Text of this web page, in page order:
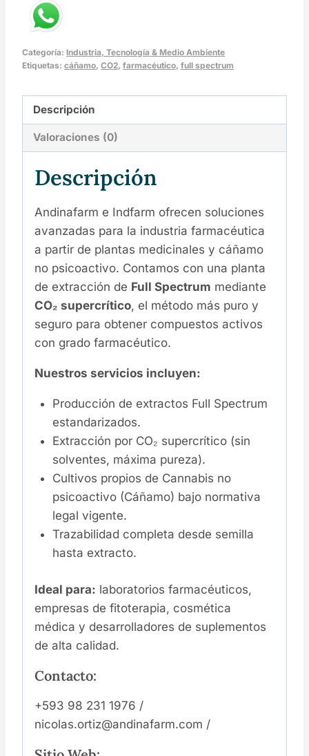
Categoría: Industria, Tecnología & Medio Ambiente
Etiquetas: cáñamo, CO2, farmacéutico, full spectrum
Descripción
Valoraciones (0)
Descripción
Andinafarm e Indfarm ofrecen soluciones
avanzadas para la industria farmacéutica
a partir de plantas medicinales y cáñamo
no psicoactivo. Contamos con una planta
de extracción de Full Spectrum mediante
CO₂ supercrítico, el método más puro y
seguro para obtener compuestos activos
con grado farmacéutico.
Nuestros servicios incluyen:
Producción de extractos Full Spectrum
estandarizados.
Extracción por CO₂ supercrítico (sin
solventes, máxima pureza).
Cultivos propios de Cannabis no
psicoactivo (Cáñamo) bajo normativa
legal vigente.
Trazabilidad completa desde semilla
hasta extracto.
Ideal para: laboratorios farmacéuticos,
empresas de fitoterapia, cosmética
médica y desarrolladores de suplementos
de alta calidad.
Contacto:
+593 98 231 1976 /
nicolas.ortiz@andinafarm.com /